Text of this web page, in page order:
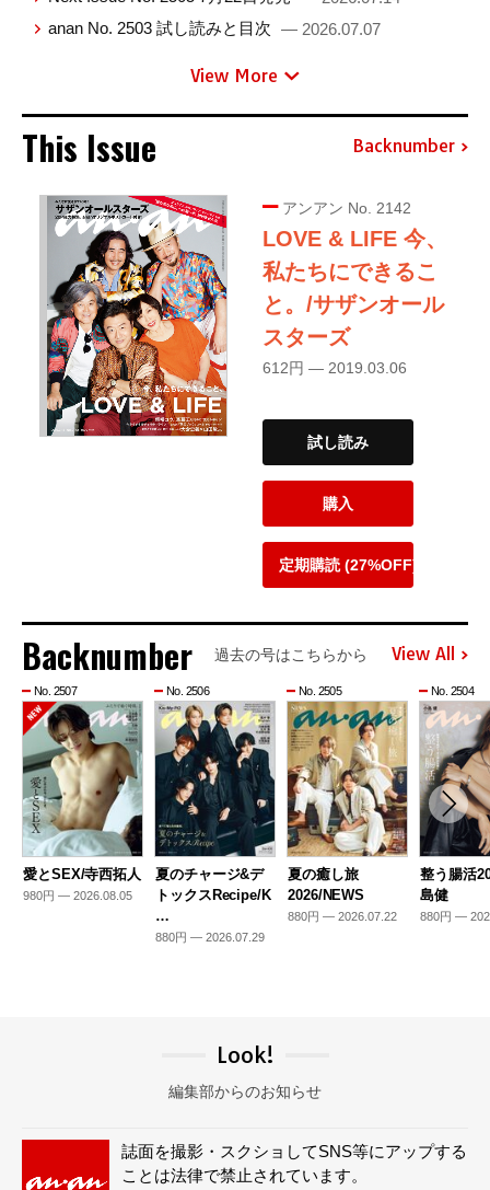
anan No. 2503 試し読みと目次 — 2026.07.07
View More
This Issue Backnumber
アンアン No. 2142
LOVE & LIFE 今、
私たちにできるこ
と。/サザンオール
スターズ
612円 — 2019.03.06
試し読み
購入
定期購読 (27%OFF)
Backnumber 過去の号はこちらから View All
No. 2507
愛とSEX/寺西拓人
980円 — 2026.08.05
No. 2506
夏のチャージ&デ
トックスRecipe/K
…
880円 — 2026.07.29
No. 2505
夏の癒し旅
2026/NEWS
880円 — 2026.07.22
No. 2504
整う腸活
島健
880円 —
Look!
編集部からのお知らせ
誌面を撮影・スクショしてSNS等にアップする
ことは法律で禁止されています。